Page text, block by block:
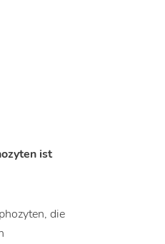
ist
die